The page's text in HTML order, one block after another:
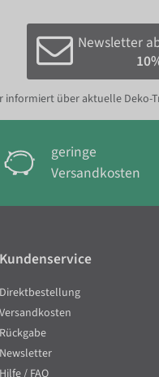
Newsletter
informiert über aktuelle Deko-
geringe
Versandkosten
Kundenservice
Direktbestellung
Versandkosten
Rückgabe
Newsletter